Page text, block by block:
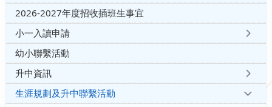
2026-2027年度招收插班生事宜
小一入讀申請
幼小聯繫活動
升中資訊
生涯規劃及升中聯繫活動